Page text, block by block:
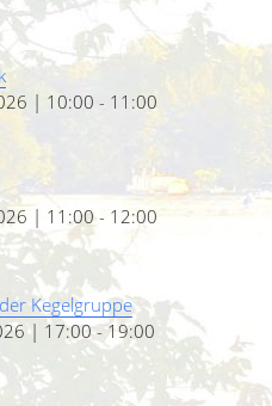
| 10:00 - 11:00
| 11:00 - 12:00
Kegelgruppe
| 17:00 - 19:00